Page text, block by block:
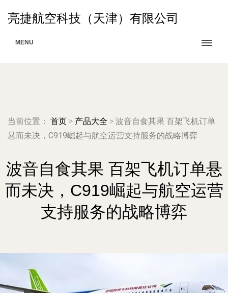
亮捷航空科技（天津）有限公司
MENU
当前位置： 首页 > 产品大全 > 波音自食其果 百架飞机订单
悬而未决，C919崛起与航空运营支持服务的战略博弈
波音自食其果 百架飞机订单悬
而未决，C919崛起与航空运营
支持服务的战略博弈